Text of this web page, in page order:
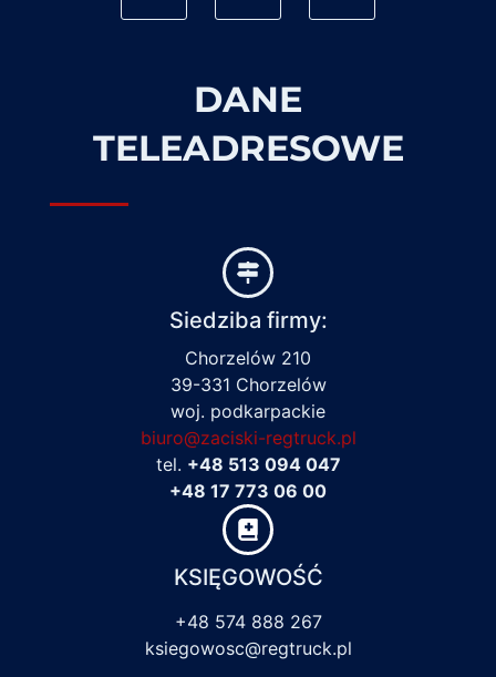
DANE
TELEADRESOWE
Siedziba firmy:
Chorzelów 210
39-331 Chorzelów
woj. podkarpackie
biuro@zaciski-regtruck.pl
tel. +48 513 094 047
+48 17 773 06 00
KSIĘGOWOŚĆ
+48 574 888 267
ksiegowosc@regtruck.pl